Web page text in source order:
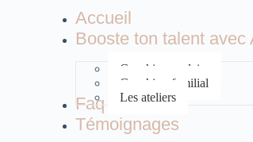
Accueil
Booste ton talent avec
Coaching scolaire
Coaching familial
Les ateliers
Faq
Témoignages